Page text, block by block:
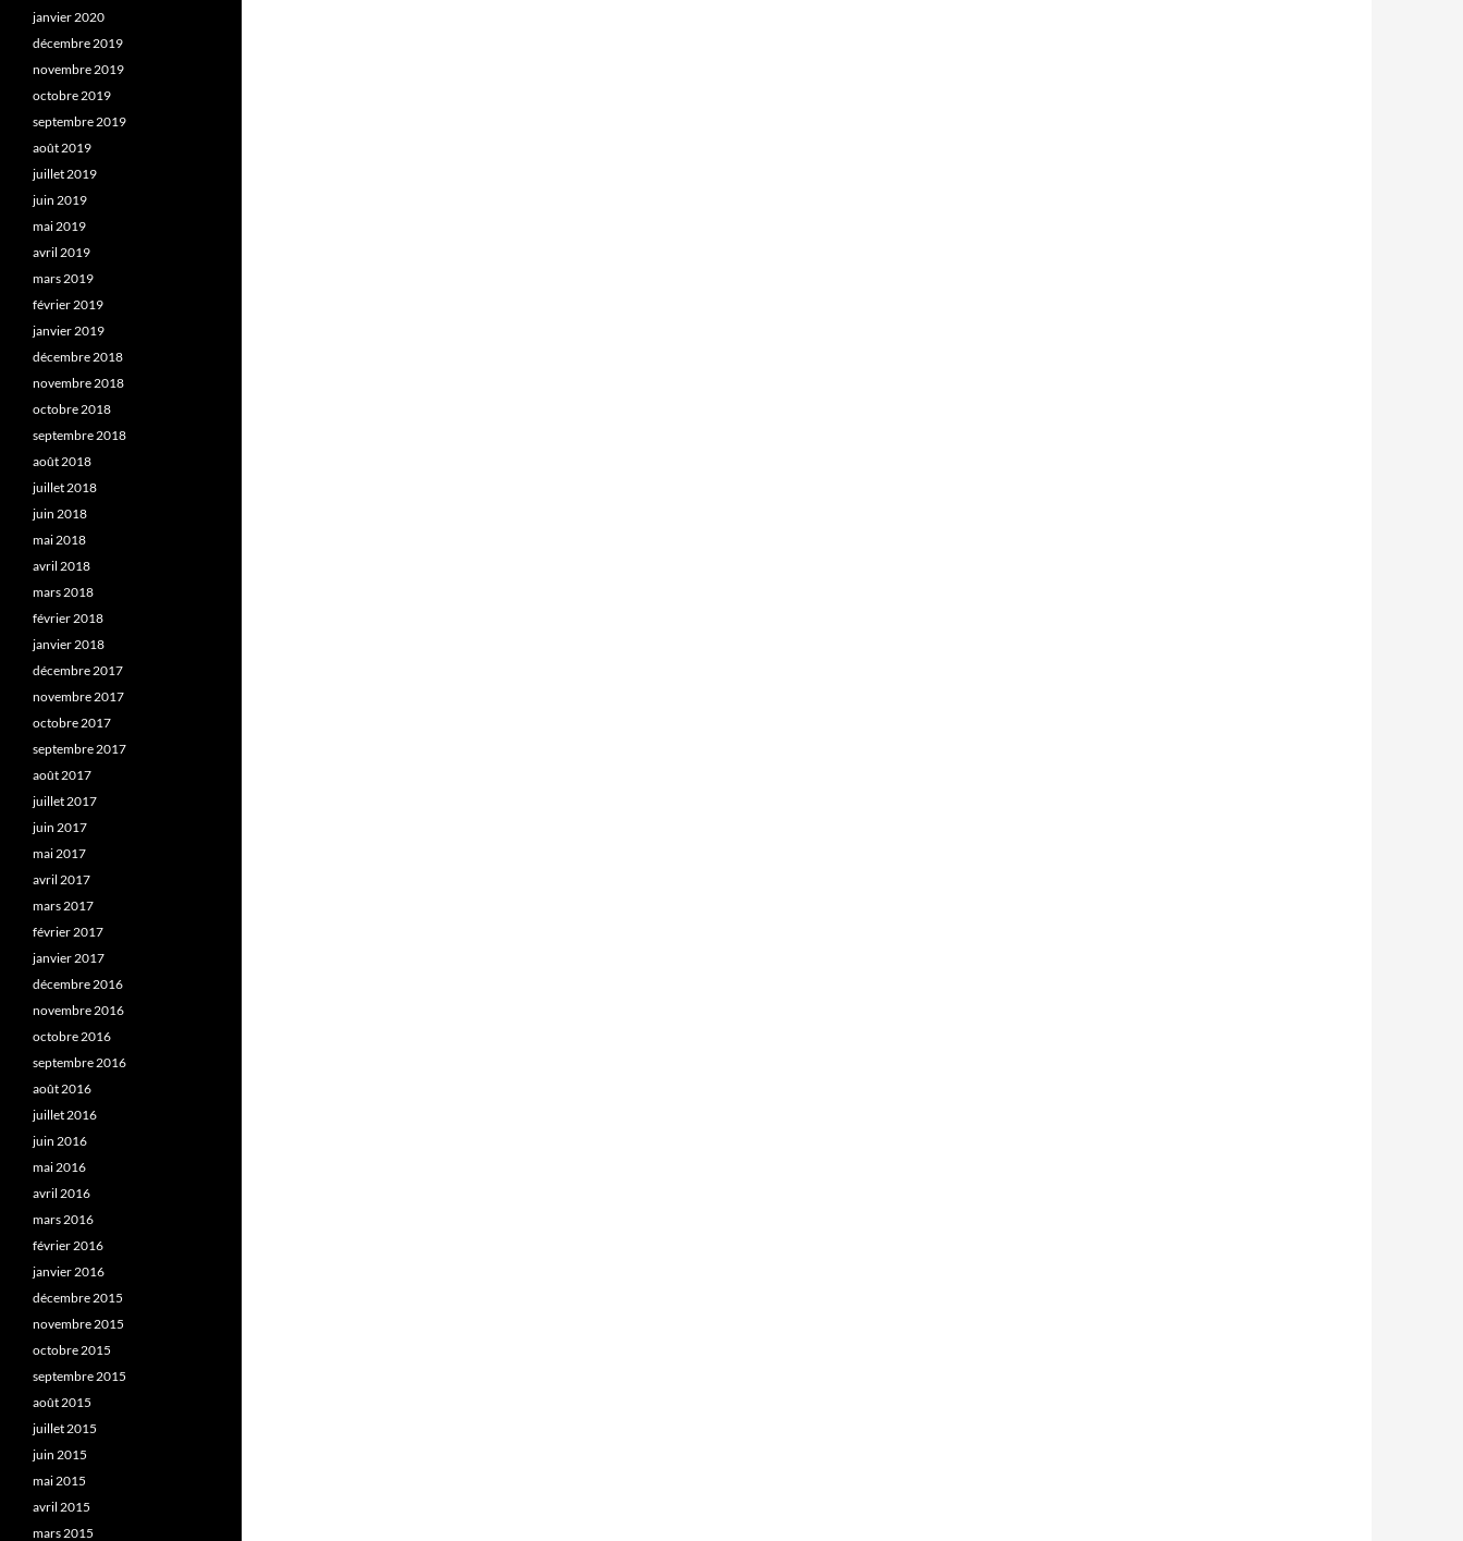
janvier 2020
décembre 2019
novembre 2019
octobre 2019
septembre 2019
août 2019
juillet 2019
juin 2019
mai 2019
avril 2019
mars 2019
février 2019
janvier 2019
décembre 2018
novembre 2018
octobre 2018
septembre 2018
août 2018
juillet 2018
juin 2018
mai 2018
avril 2018
mars 2018
février 2018
janvier 2018
décembre 2017
novembre 2017
octobre 2017
septembre 2017
août 2017
juillet 2017
juin 2017
mai 2017
avril 2017
mars 2017
février 2017
janvier 2017
décembre 2016
novembre 2016
octobre 2016
septembre 2016
août 2016
juillet 2016
juin 2016
mai 2016
avril 2016
mars 2016
février 2016
janvier 2016
décembre 2015
novembre 2015
octobre 2015
septembre 2015
août 2015
juillet 2015
juin 2015
mai 2015
avril 2015
mars 2015